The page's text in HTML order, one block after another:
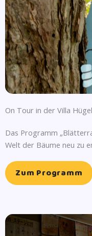
On Tour in der Villa
Das Programm
Welt der Bäume neu zu
Zum Programm